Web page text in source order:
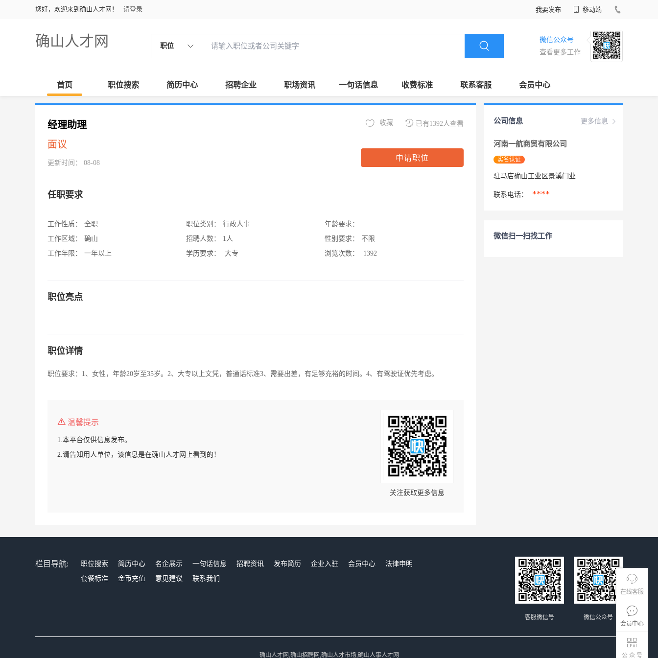
您好，欢迎来到确山人才网！ 请登录 我要发布 移动端
确山人才网 职位
微信公众号
查看更多工作
首页 职位搜索 简历中心 招聘企业 职场资讯 一句话信息 收费标准 联系客服 会员中心
在线客服
会员中心
公 众 号
经理助理
面议
更新时间： 08-08
已有1392人查看
收藏
申请职位
任职要求
工作性质：
全职
工作区域：
确山
工作年限：
一年以上
职位类别：
行政人事
招聘人数：
1人
学历要求：
大专
年龄要求：
性别要求：
不限
浏览次数：
1392
职位亮点
职位详情
职位要求：1、女性，年龄20岁至35岁。2、大专以上文凭，普通话标准3、需要出差，有足够充裕的时间。4、有驾驶证优先考虑。
温馨提示
1.本平台仅供信息发布。
2.请告知用人单位，该信息是在确山人才网上看到的！
关注获取更多信息
更多信息
公司信息
河南一航商贸有限公司
实名认证
驻马店确山工业区景溪门业
联系电话： ****
微信扫一扫找工作
栏目导航: 职位搜索 简历中心 名企展示 一句话信息 招聘资讯 发布简历 企业入驻 会员中心
法律申明
套餐标准
金币充值 意见建议 联系我们
微信公众号
客服微信号
确山人才网,确山招聘网,确山人才市场,确山人事人才网